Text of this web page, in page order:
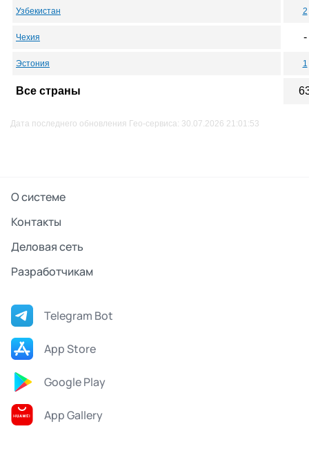
Узбекистан 2
Чехия -
Эстония 1
Все страны
Дата последнего обновления Гео-сервиса: 30.07.2026 21:01:53
О системе
Контакты
Деловая сеть
Разработчикам
Telegram Bot
App Store
Google Play
App Gallery